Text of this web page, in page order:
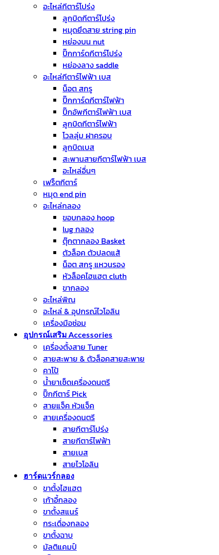
อะไหล่กีตาร์โปร่ง
ลูกบิดกีตาร์โปร่ง
หมุดยึดสาย string pin
หย่องบน nut
ปิ๊กการ์ดกีตาร์โปร่ง
หย่องลาง saddle
อะไหล่กีตาร์ไฟฟ้า เบส
น็อต สกรู
ปิ๊กการ์ดกีตาร์ไฟฟ้า
ปิ๊กอัพกีตาร์ไฟฟ้า เบส
ลูกบิดกีตาร์ไฟฟ้า
โวลลุ่ม ฝาครอบ
ลูกบิดเบส
สะพานสายกีตาร์ไฟฟ้า เบส
อะไหล่อื่นๆ
เฟร็ตกีตาร์
หมุด end pin
อะไหล่กลอง
ขอบกลอง hoop
lug กลอง
ตุ๊กตากลอง Basket
ตัวล็อค ตัวปลดแส้
น็อต สกรู แหวนรอง
หัวล็อคไฮแฮต cluth
ขากลอง
อะไหล่พิณ
อะไหล่ & อุปกรณ์ไวโอลิน
เครื่องมือซ่อม
อุปกรณ์เสริม Accessories
เครื่องตั้งสาย Tuner
สายสะพาย & ตัวล็อคสายสะพาย
คาโป้
น้ำยาเช็ดเครื่องดนตรี
ปิ๊กกีตาร์ Pick
สายแจ็ค หัวแจ็ค
สายเครื่องดนตรี
สายกีตาร์โปร่ง
สายกีตาร์ไฟฟ้า
สายเบส
สายไวโอลิน
ฮาร์ดแวร์กลอง
ขาตั้งไฮแฮต
เก้าอี้กลอง
ขาตั้งสแนร์
กระเดื่องกลอง
ขาตั้งฉาบ
มัลติแคมป์